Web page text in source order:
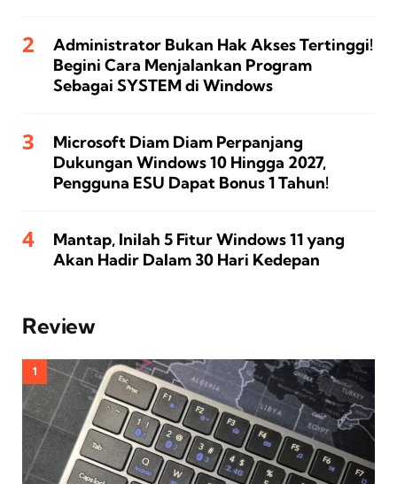
Administrator Bukan Hak Akses Tertinggi!
Begini Cara Menjalankan Program
Sebagai SYSTEM di Windows
Microsoft Diam Diam Perpanjang
Dukungan Windows 10 Hingga 2027,
Pengguna ESU Dapat Bonus 1 Tahun!
Mantap, Inilah 5 Fitur Windows 11 yang
Akan Hadir Dalam 30 Hari Kedepan
Review